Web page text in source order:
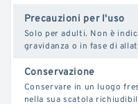
Precauzioni per l'uso
Solo per adulti. Non è
gravidanza o in fase di
Conservazione
Conservare in un luogo
nella sua scatola